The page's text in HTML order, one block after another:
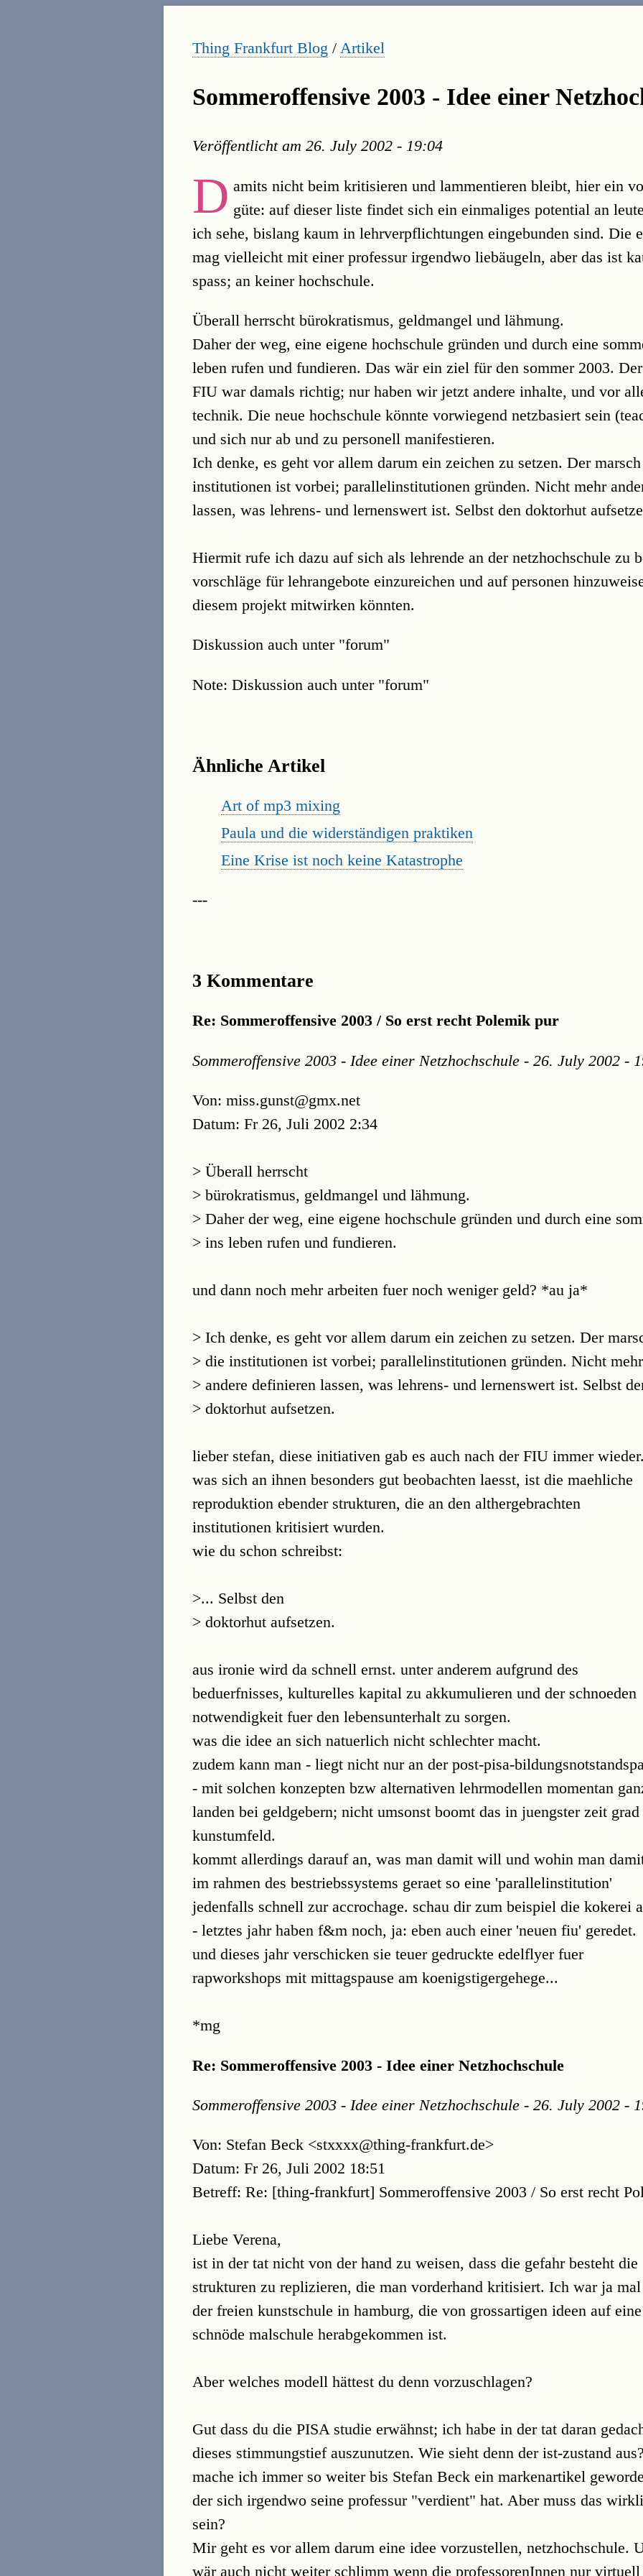
Thing Frankfurt Blog / Artikel
Sommeroffensive 2003 - Idee einer
Veröffentlicht am 26. July 2002 - 19:04
D amits nicht beim kritisieren und lammentieren bleibt, hier ein
güte: auf dieser liste findet sich ein einmaliges potential an
ich sehe, bislang kaum in lehrverpflichtungen eingebunden sind. Die
mag vielleicht mit einer professur irgendwo liebäugeln, aber das ist
spass; an keiner hochschule.
Überall herrscht bürokratismus, geldmangel und lähmung.
Daher der weg, eine eigene hochschule gründen und durch eine
leben rufen und fundieren. Das wär ein ziel für den sommer 2003.
FIU war damals richtig; nur haben wir jetzt andere inhalte, und vor
technik. Die neue hochschule könnte vorwiegend netzbasiert sein
und sich nur ab und zu personell manifestieren.
Ich denke, es geht vor allem darum ein zeichen zu setzen. Der
institutionen ist vorbei; parallelinstitutionen gründen. Nicht mehr
lassen, was lehrens- und lernenswert ist. Selbst den doktorhut
Hiermit rufe ich dazu auf sich als lehrende an der netzhochschule zu
vorschläge für lehrangebote einzureichen und auf personen
diesem projekt mitwirken könnten.
Diskussion auch unter "forum"
Note: Diskussion auch unter "forum"
Ähnliche Artikel
Art of mp3 mixing
Paula und die widerständigen praktiken
Eine Krise ist noch keine Katastrophe
---
3 Kommentare
Re: Sommeroffensive 2003 / So erst recht Polemik pur
Sommeroffensive 2003 - Idee einer Netzhochschule - 26. July 2002 -
Von: miss.gunst@gmx.net
Datum: Fr 26, Juli 2002 2:34
> Überall herrscht
> bürokratismus, geldmangel und lähmung.
> Daher der weg, eine eigene hochschule gründen und durch eine
> ins leben rufen und fundieren.
und dann noch mehr arbeiten fuer noch weniger geld? *au ja*
> Ich denke, es geht vor allem darum ein zeichen zu setzen. Der
> die institutionen ist vorbei; parallelinstitutionen gründen. Nicht mehr
> andere definieren lassen, was lehrens- und lernenswert ist. Selbst
> doktorhut aufsetzen.
lieber stefan, diese initiativen gab es auch nach der FIU immer wieder.
was sich an ihnen besonders gut beobachten laesst, ist die maehliche
reproduktion ebender strukturen, die an den althergebrachten
institutionen kritisiert wurden.
wie du schon schreibst:
>... Selbst den
> doktorhut aufsetzen.
aus ironie wird da schnell ernst. unter anderem aufgrund des
beduerfnisses, kulturelles kapital zu akkumulieren und der schnoeden
notwendigkeit fuer den lebensunterhalt zu sorgen.
was die idee an sich natuerlich nicht schlechter macht.
zudem kann man - liegt nicht nur an der post-pisa-
- mit solchen konzepten bzw alternativen lehrmodellen momentan
landen bei geldgebern; nicht umsonst boomt das in juengster zeit grad
kunstumfeld.
kommt allerdings darauf an, was man damit will und wohin man
im rahmen des bestriebssystems geraet so eine 'parallelinstitution'
jedenfalls schnell zur accrochage. schau dir zum beispiel die kokerei
- letztes jahr haben f&m noch, ja: eben auch einer 'neuen fiu' geredet.
und dieses jahr verschicken sie teuer gedruckte edelflyer fuer
rapworkshops mit mittagspause am koenigstigergehege...
*mg
Re: Sommeroffensive 2003 - Idee einer Netzhochschule
Sommeroffensive 2003 - Idee einer Netzhochschule - 26. July 2002 -
Von: Stefan Beck <stxxxx@thing-frankfurt.de>
Datum: Fr 26, Juli 2002 18:51
Betreff: Re: [thing-frankfurt] Sommeroffensive 2003 / So erst recht
Liebe Verena,
ist in der tat nicht von der hand zu weisen, dass die gefahr besteht die
strukturen zu replizieren, die man vorderhand kritisiert. Ich war ja
der freien kunstschule in hamburg, die von grossartigen ideen auf eine
schnöde malschule herabgekommen ist.
Aber welches modell hättest du denn vorzuschlagen?
Gut dass du die PISA studie erwähnst; ich habe in der tat daran
dieses stimmungstief auszunutzen. Wie sieht denn der ist-zustand
mache ich immer so weiter bis Stefan Beck ein markenartikel
der sich irgendwo seine professur "verdient" hat. Aber muss das
sein?
Mir geht es vor allem darum eine idee vorzustellen, netzhochschule.
wär auch nicht weiter schlimm wenn die professorenInnen nur virtuell